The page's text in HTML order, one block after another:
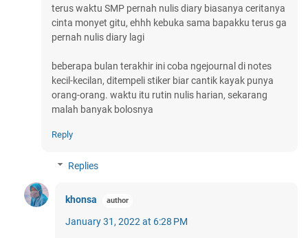
terus waktu SMP pernah nulis diary biasanya ceritanya
cinta monyet gitu, ehhh kebuka sama bapakku terus ga
pernah nulis diary lagi
beberapa bulan terakhir ini coba ngejournal di notes
kecil-kecilan, ditempeli stiker biar cantik kayak punya
orang-orang. waktu itu rutin nulis harian, sekarang
malah banyak bolosnya
Reply
Replies
khonsa
January 31, 2022 at 6:28 PM